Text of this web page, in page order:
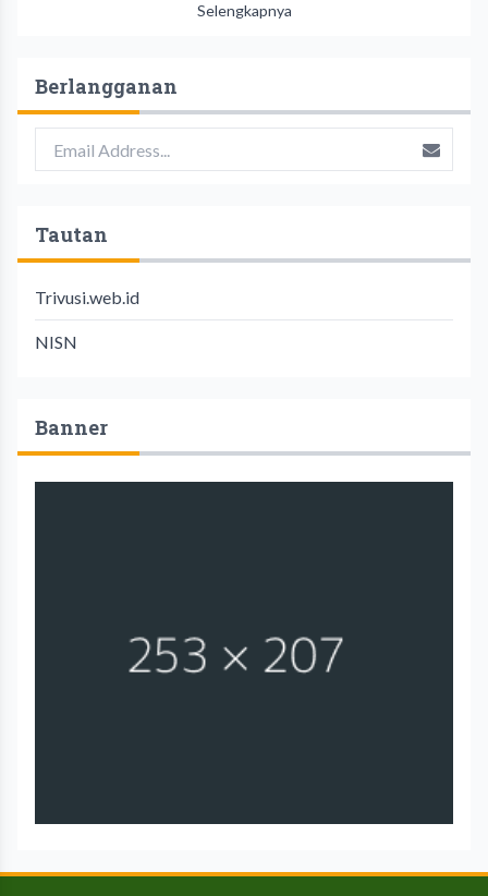
Selengkapnya
Berlangganan
Tautan
Trivusi.web.id
NISN
Banner